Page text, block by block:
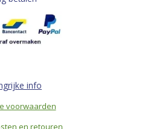
info
voorwaarden
en retouren